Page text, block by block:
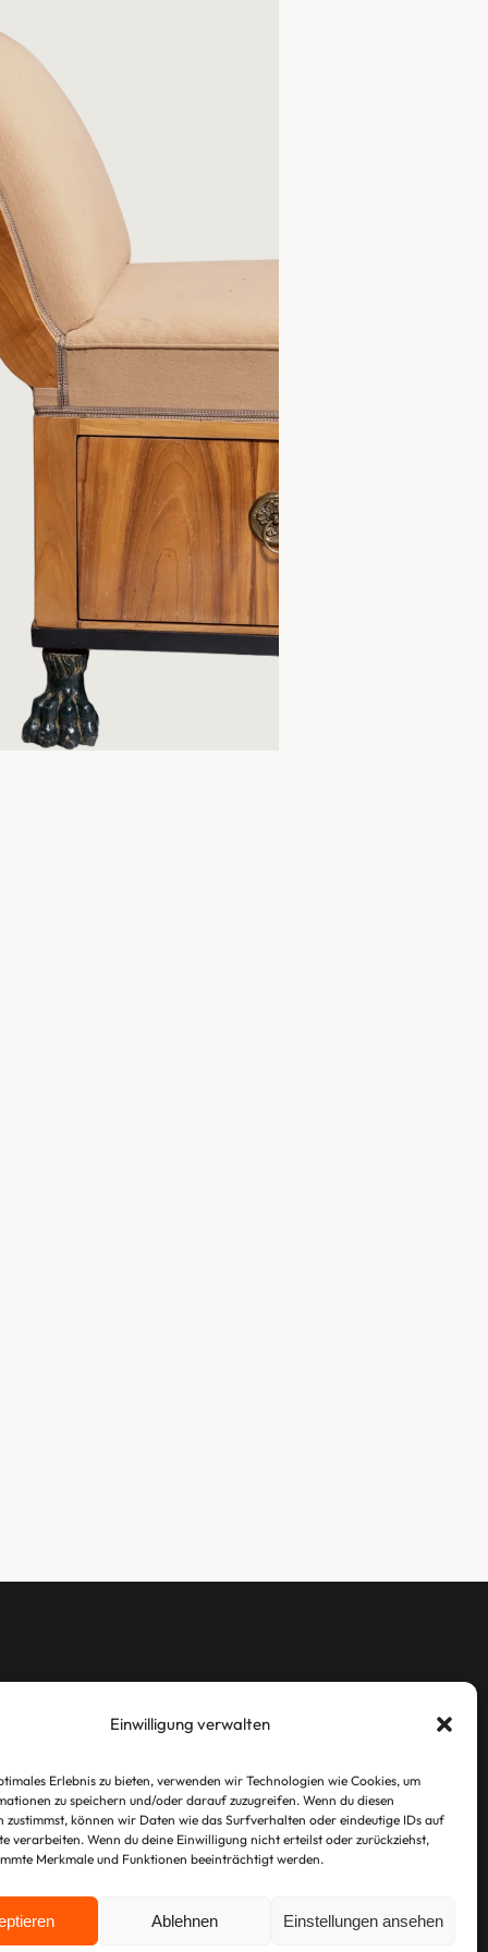
Einwilligung verwalten
Erlebnis zu bieten, verwenden wir Technologien wie Cookies, um
zu speichern und/oder darauf zuzugreifen. Wenn du diesen
zustimmst, können wir Daten wie das Surfverhalten oder eindeutige IDs auf
verarbeiten. Wenn du deine Einwilligung nicht erteilst oder zurückziehst,
Merkmale und Funktionen beeinträchtigt werden.
Ablehnen Einstellungen ansehen
Privacy Policy